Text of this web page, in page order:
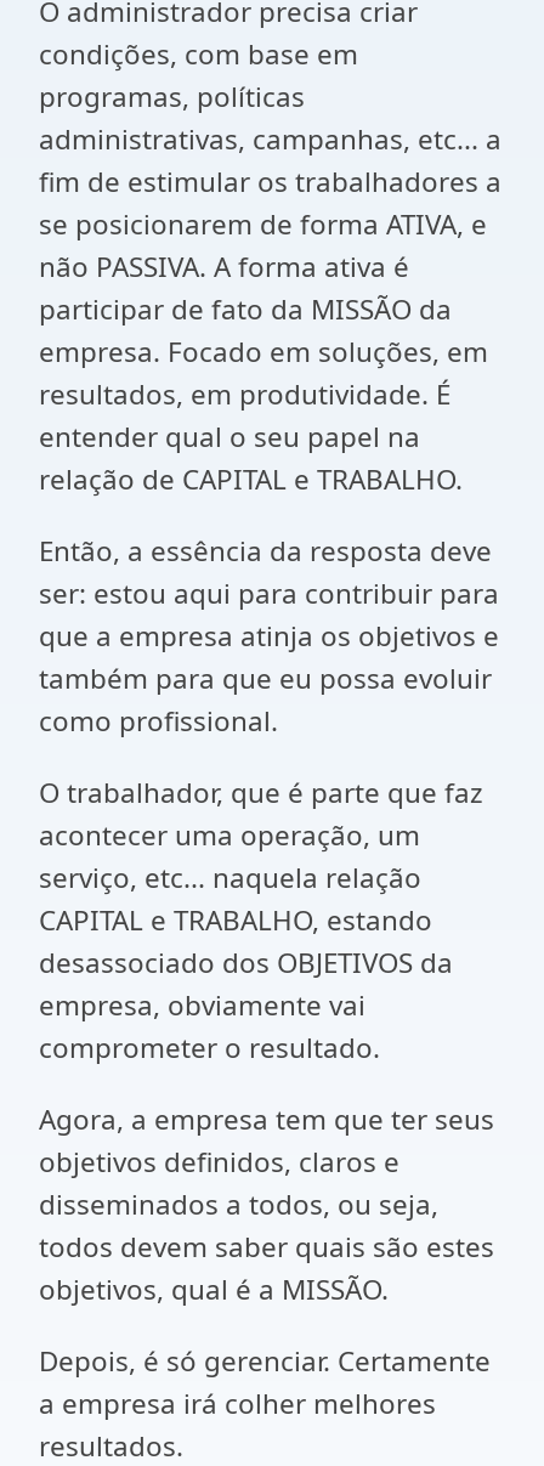
O administrador precisa criar
condições, com base em
programas, políticas
administrativas, campanhas, etc... a
fim de estimular os trabalhadores a
se posicionarem de forma ATIVA, e
não PASSIVA. A forma ativa é
participar de fato da MISSÃO da
empresa. Focado em soluções, em
resultados, em produtividade. É
entender qual o seu papel na
relação de CAPITAL e TRABALHO.
Então, a essência da resposta deve
ser: estou aqui para contribuir para
que a empresa atinja os objetivos e
também para que eu possa evoluir
como profissional.
O trabalhador, que é parte que faz
acontecer uma operação, um
serviço, etc... naquela relação
CAPITAL e TRABALHO, estando
desassociado dos OBJETIVOS da
empresa, obviamente vai
comprometer o resultado.
Agora, a empresa tem que ter seus
objetivos definidos, claros e
disseminados a todos, ou seja,
todos devem saber quais são estes
objetivos, qual é a MISSÃO.
Depois, é só gerenciar. Certamente
a empresa irá colher melhores
resultados.